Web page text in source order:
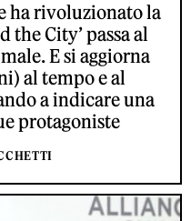
ha rivoluzionato la
the City’ passa al
E si aggiorna
al tempo e al
a indicare una
protagoniste